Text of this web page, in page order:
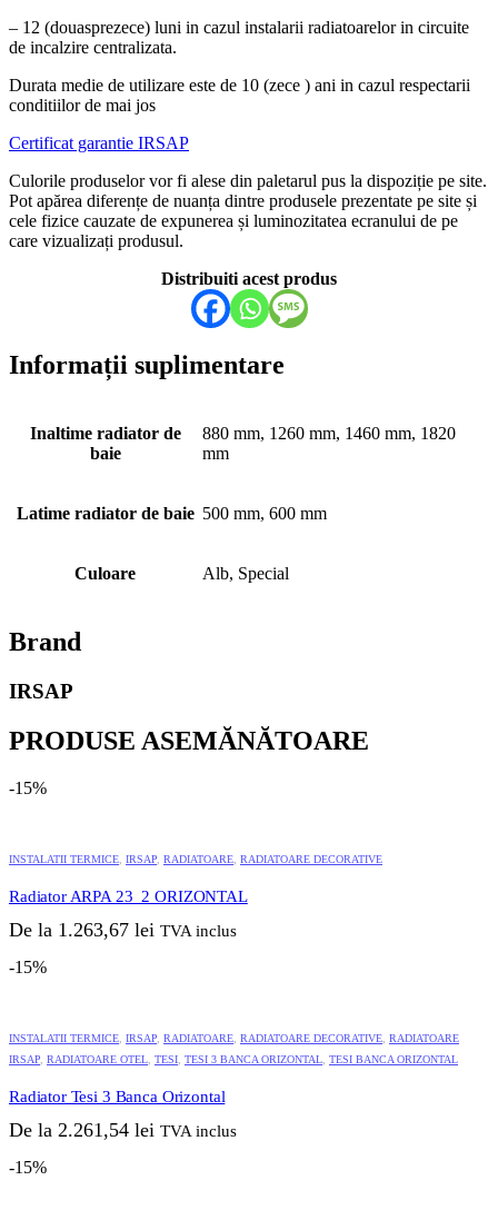
– 12 (douasprezece) luni in cazul instalarii radiatoarelor in circuite
de incalzire centralizata.
Durata medie de utilizare este de 10 (zece ) ani in cazul respectarii
conditiilor de mai jos
Certificat garantie IRSAP
Culorile produselor vor fi alese din paletarul pus la dispoziție pe site.
Pot apărea diferențe de nuanța dintre produsele prezentate pe site și
cele fizice cauzate de expunerea și luminozitatea ecranului de pe
care vizualizați produsul.
Distribuiti acest produs
Informații suplimentare
Inaltime radiator de
baie
880 mm, 1260 mm, 1460 mm, 1820
mm
Latime radiator de baie 500 mm, 600 mm
Culoare Alb, Special
Brand
IRSAP
PRODUSE ASEMĂNĂTOARE
-15%
are
mai
multe
variații.
pot
pagina
produsului.
INSTALATII TERMICE IRSAP RADIATOARE RADIATOARE DECORATIVE
Radiator ARPA 23_2 ORIZONTAL
De la 1.263,67 lei TVA inclus
-15%
are
mai
variații.
Opțiunile
fi
INSTALATII TERMICE IRSAP RADIATOARE RADIATOARE DECORATIVE RADIATOARE
IRSAP RADIATOARE OTEL TESI TESI 3 BANCA ORIZONTAL TESI BANCA ORIZONTAL
Radiator Tesi 3 Banca Orizontal
De la 2.261,54 lei TVA inclus
-15%